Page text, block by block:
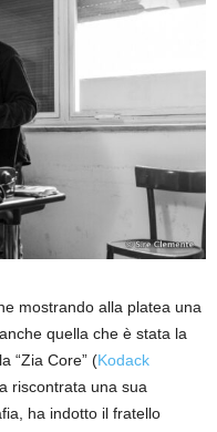
mostrando alla platea una
quella che è stata la
“Zia Core” (Kodack
riscontrata una sua
ha indotto il fratello